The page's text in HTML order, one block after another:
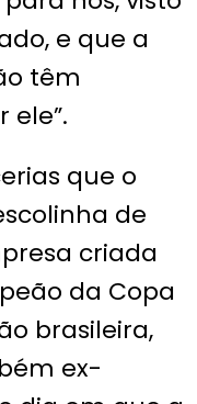
e que a
têm
ele”.
que o
de
criada
da Copa
brasileira,
ex-